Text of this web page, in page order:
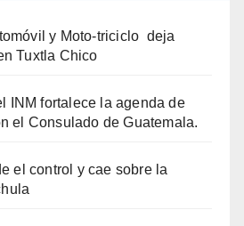
y Moto-triciclo deja
Tuxtla Chico
INM fortalece la agenda de
el Consulado de Guatemala.
el control y cae sobre la